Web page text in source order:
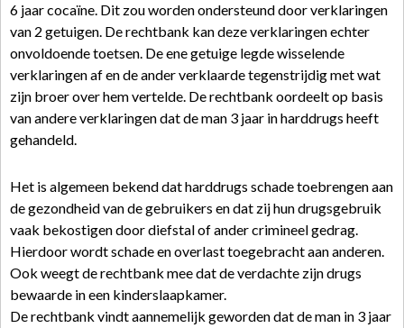
6 jaar cocaïne. Dit zou worden ondersteund door verklaringen
van 2 getuigen. De rechtbank kan deze verklaringen echter
onvoldoende toetsen. De ene getuige legde wisselende
verklaringen af en de ander verklaarde tegenstrijdig met wat
zijn broer over hem vertelde. De rechtbank oordeelt op basis
van andere verklaringen dat de man 3 jaar in harddrugs heeft
gehandeld.
Het is algemeen bekend dat harddrugs schade toebrengen aan
de gezondheid van de gebruikers en dat zij hun drugsgebruik
vaak bekostigen door diefstal of ander crimineel gedrag.
Hierdoor wordt schade en overlast toegebracht aan anderen.
Ook weegt de rechtbank mee dat de verdachte zijn drugs
bewaarde in een kinderslaapkamer.
De rechtbank vindt aannemelijk geworden dat de man in 3 jaar